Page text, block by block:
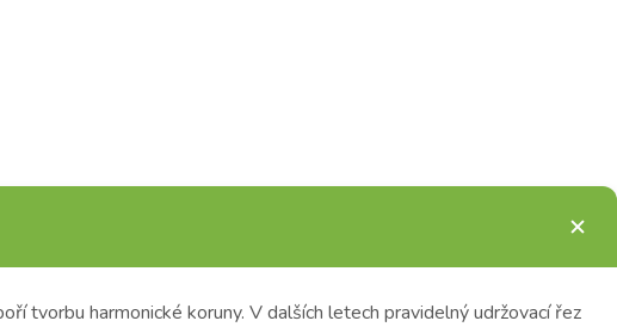
tvorbu harmonické koruny. V dalších letech pravidelný udržovací řez